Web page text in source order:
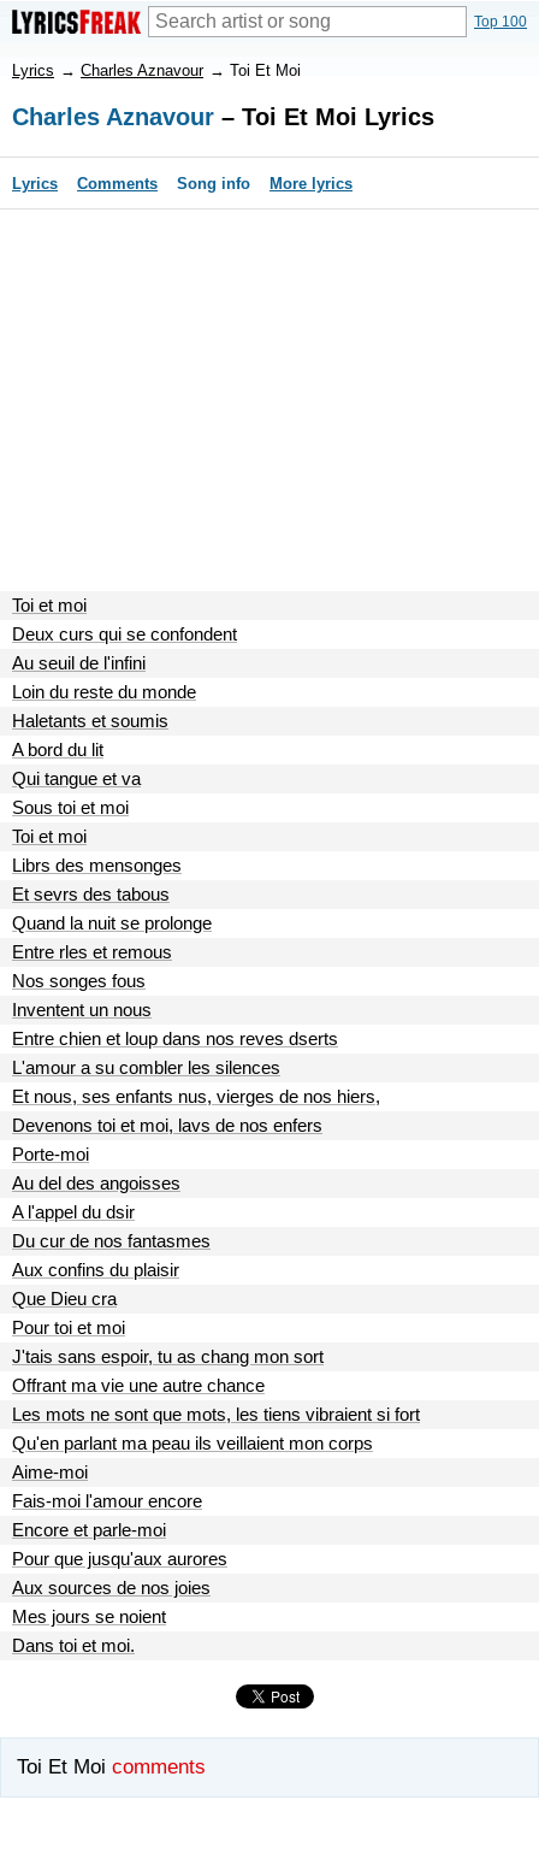
Top 100
Lyrics → Charles Aznavour → Toi Et Moi
Charles Aznavour – Toi Et Moi Lyrics
Lyrics Comments Song info More lyrics
Toi et moi
Deux curs qui se confondent
Au seuil de l'infini
Loin du reste du monde
Haletants et soumis
A bord du lit
Qui tangue et va
Sous toi et moi
Toi et moi
Librs des mensonges
Et sevrs des tabous
Quand la nuit se prolonge
Entre rles et remous
Nos songes fous
Inventent un nous
Entre chien et loup dans nos reves dserts
L'amour a su combler les silences
Et nous, ses enfants nus, vierges de nos hiers,
Devenons toi et moi, lavs de nos enfers
Porte-moi
Au del des angoisses
A l'appel du dsir
Du cur de nos fantasmes
Aux confins du plaisir
Que Dieu cra
Pour toi et moi
J'tais sans espoir, tu as chang mon sort
Offrant ma vie une autre chance
Les mots ne sont que mots, les tiens vibraient si fort
Qu'en parlant ma peau ils veillaient mon corps
Aime-moi
Fais-moi l'amour encore
Encore et parle-moi
Pour que jusqu'aux aurores
Aux sources de nos joies
Mes jours se noient
Dans toi et moi.
Toi Et Moi comments